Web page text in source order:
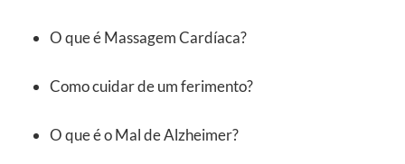
O que é Massagem Cardíaca?
Como cuidar de um ferimento?
O que é o Mal de Alzheimer?